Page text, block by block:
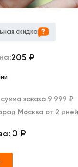
скидка
205 ₽
заказа 9 999 ₽
Москва от 2 дней
0 ₽